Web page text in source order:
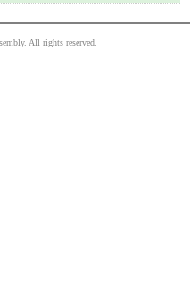
All rights reserved.